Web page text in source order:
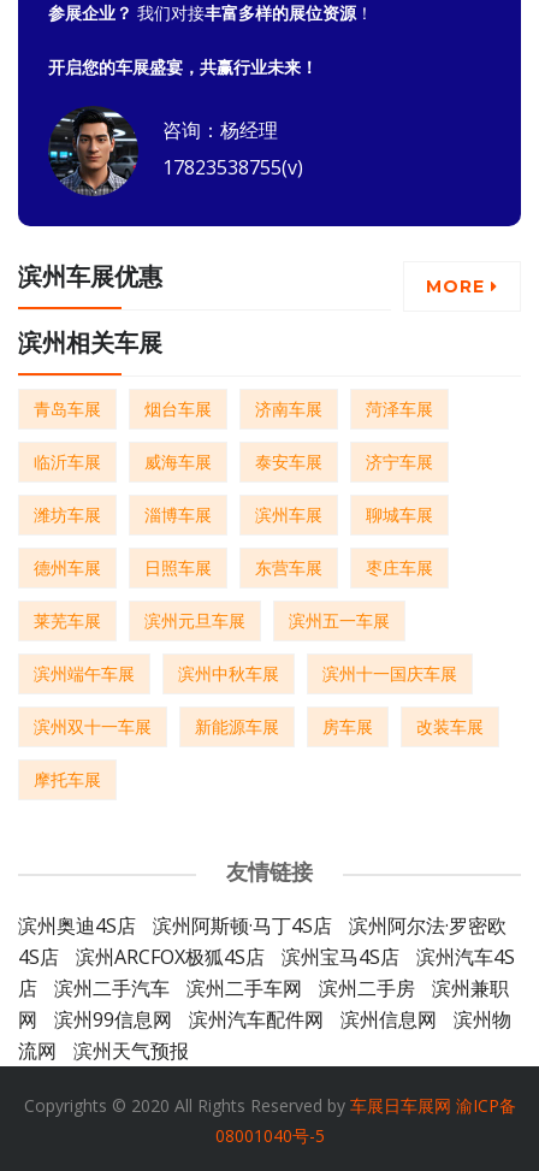
参展企业？ 我们对接丰富多样的展位资源！
开启您的车展盛宴，共赢行业未来！
咨询：杨经理
17823538755(v)
滨州车展优惠 MORE
滨州相关车展
青岛车展 烟台车展 济南车展 菏泽车展
临沂车展 威海车展 泰安车展 济宁车展
潍坊车展 淄博车展 滨州车展 聊城车展
德州车展 日照车展 东营车展 枣庄车展
莱芜车展 滨州元旦车展 滨州五一车展
滨州端午车展 滨州中秋车展 滨州十一国庆车展
滨州双十一车展 新能源车展 房车展 改装车展
摩托车展
友情链接
滨州奥迪4S店 滨州阿斯顿·马丁4S店
滨州阿尔法·罗密欧
4S店
滨州ARCFOX极狐4S店 滨州宝马4S店
滨州汽车4S
店
滨州二手汽车 滨州二手车网 滨州二手房
滨州兼职
网
滨州99信息网 滨州汽车配件网 滨州信息网
滨州物
流网
滨州天气预报
Copyrights © 2020 All Rights Reserved by 车展日车展网 渝ICP备
08001040号-5